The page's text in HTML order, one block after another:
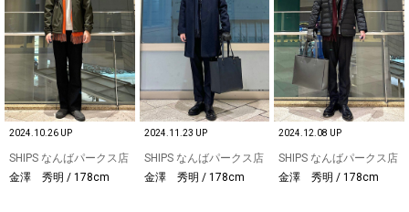
2024.10.26 UP
SHIPS なんばパークス店
金澤 秀明 / 178cm
2024.11.23 UP
SHIPS なんばパークス店
金澤 秀明 / 178cm
2024.12.08 UP
SHIPS なんばパークス店
金澤 秀明 / 178cm